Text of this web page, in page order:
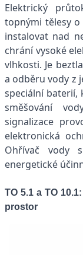
Elektrický
topnými tělesy o
instalovat nad
chrání vysoké
vlhkosti. Je
a odběru vody z
speciální baterií,
směšování
signalizace
elektronická
Ohřívač vody
energetické
TO 5.1 a TO 10.1:
prostor